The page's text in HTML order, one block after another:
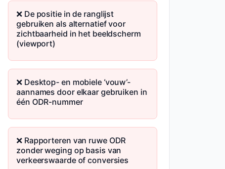
❌ De positie in de ranglijst
gebruiken als alternatief voor
zichtbaarheid in het beeldscherm
(viewport)
❌ Desktop- en mobiele ‘vouw’-
aannames door elkaar gebruiken in
één ODR-nummer
❌ Rapporteren van ruwe ODR
zonder weging op basis van
verkeerswaarde of conversies